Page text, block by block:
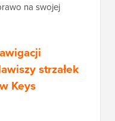
na swojej
strzałek
Keys